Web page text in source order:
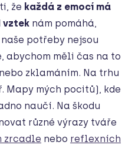
že každá z emocí má
vztek nám pomáhá,
potřeby nejsou
abychom měli čas na to
zklamáním. Na trhu
Mapy mých pocitů), kde
naučí. Na škodu
různé výrazy tváře
zrcadle nebo reflexních